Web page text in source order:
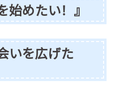
始めたい！』
いを広げた